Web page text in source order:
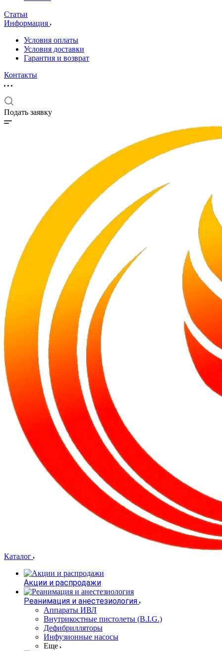
Статьи
Информация
Условия оплаты
Условия доставки
Гарантия и возврат
Контакты
Подать заявку
Каталог
Акции и распродажи
Реанимация и анестезиология
Аппараты ИВЛ
Внутрикостные пистолеты (B.I.G.)
Дефибрилляторы
Инфузионные насосы
Еще